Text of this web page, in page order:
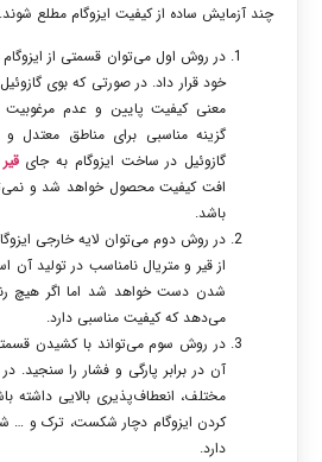
چند آزمایش ساده از کیفیت ایزوگام مطلع شوند.
در روش اول می‌توان قسمتی از ایزوگام
خود قرار داد. در صورتی که بوی
معنی کیفیت پایین و عدم مرغوبیت
گزینه مناسبی برای مناطق معتدل و
گازوئیل در ساخت ایزوگام به جای
افت کیفیت محصول خواهد شد و
باشد.
در روش دوم می‌توان لایه خارجی
از قیر و متریال نامناسب در تولید آن
شدن دست خواهد شد اما اگر هیچ
می‌دهد که کیفیت مناسبی دارد.
در روش سوم می‌تواند با کشیدن
آن در برابر پارگی و فشار را سنجید.
مختلف، انعطاف‌پذیری بالایی داشته
کردن ایزوگام دچار شکست، ترک و …
دارد.